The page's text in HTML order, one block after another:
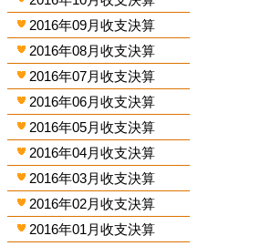
2016年09月收支決算
2016年08月收支決算
2016年07月收支決算
2016年06月收支決算
2016年05月收支決算
2016年04月收支決算
2016年03月收支決算
2016年02月收支決算
2016年01月收支決算